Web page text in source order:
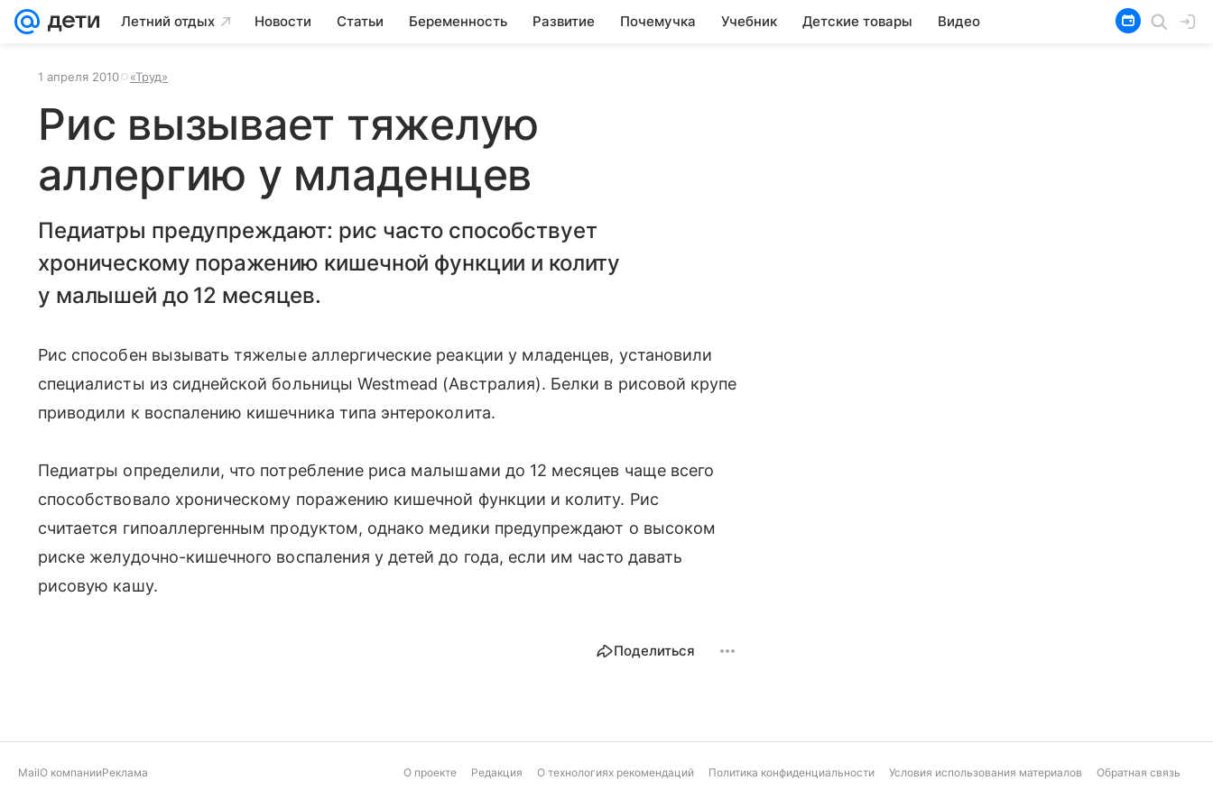
Летний отдых Новости Статьи Беременность Развитие Почемучка Учебник Детские товары Видео
1 апреля 2010 «Труд»
Рис вызывает тяжелую
аллергию у младенцев
Педиатры предупреждают: рис часто способствует
хроническому поражению кишечной функции и колиту
у малышей до 12 месяцев.
Рис способен вызывать тяжелые аллергические реакции у младенцев, установили
специалисты из сиднейской больницы Westmead (Австралия). Белки в рисовой крупе
приводили к воспалению кишечника типа энтероколита.
Педиатры определили, что потребление риса малышами до 12 месяцев чаще всего
способствовало хроническому поражению кишечной функции и колиту. Рис
считается гипоаллергенным продуктом, однако медики предупреждают о высоком
риске желудочно-кишечного воспаления у детей до года, если им часто давать
рисовую кашу.
Поделиться
MailО компанииРеклама О проекте Редакция О технологиях рекомендаций Политика конфиденциальности Условия использования материалов Обратная связь